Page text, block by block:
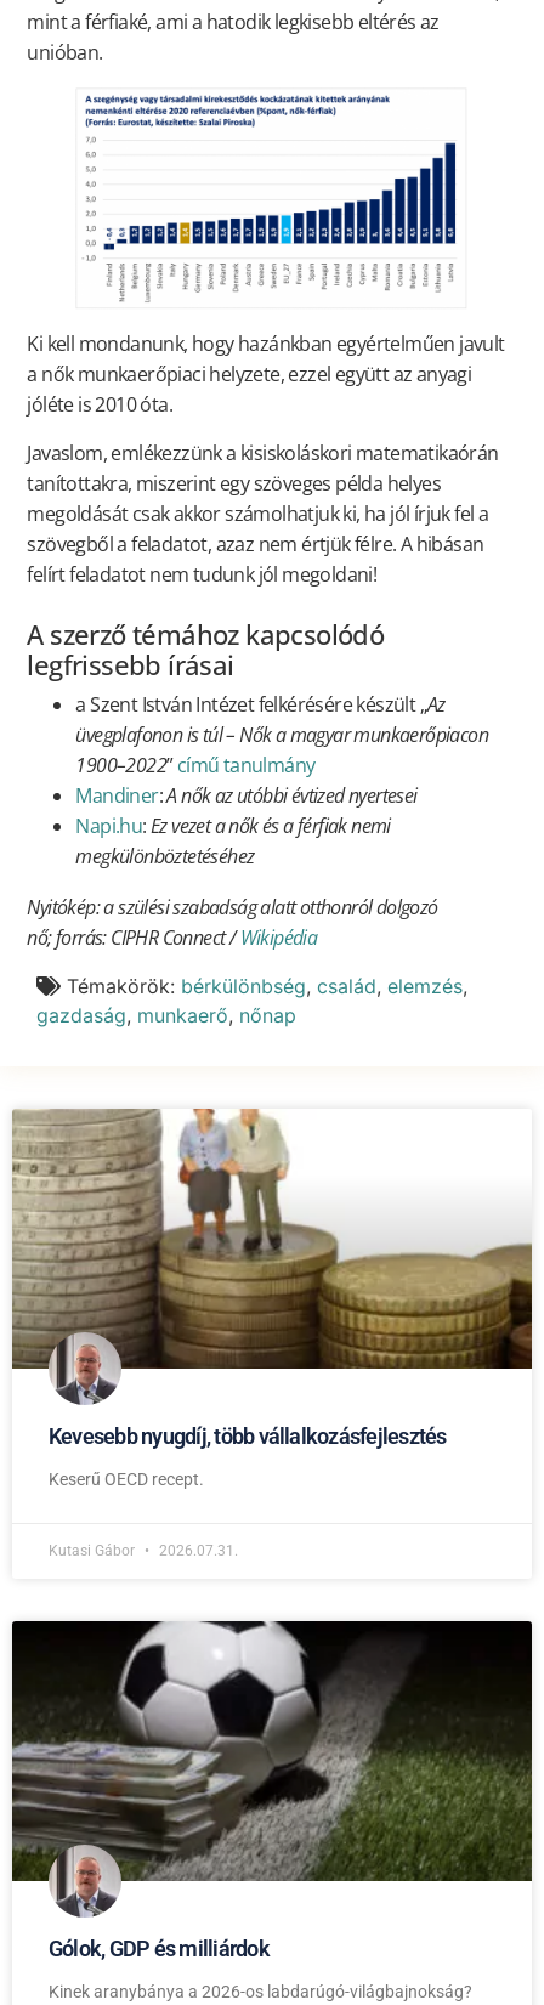
Kevesebb nyugdíj, több vállalkozásfejlesztés
Keserű OECD recept.
Kutasi Gábor 2026.07.31.
Gólok, GDP és milliárdok
Kinek aranybánya a 2026-os labdarúgó-világbajnokság?
mint a férfiaké, ami a hatodik legkisebb eltérés az
unióban.
Ki kell mondanunk, hogy hazánkban egyértelműen javult
a nők munkaerőpiaci helyzete, ezzel együtt az anyagi
jóléte is 2010 óta.
Javaslom, emlékezzünk a kisiskoláskori matematikaórán
tanítottakra, miszerint egy szöveges példa helyes
megoldását csak akkor számolhatjuk ki, ha jól írjuk fel a
szövegből a feladatot, azaz nem értjük félre. A hibásan
felírt feladatot nem tudunk jól megoldani!
A szerző témához kapcsolódó
legfrissebb írásai
a Szent István Intézet felkérésére készült „Az
üvegplafonon is túl – Nők a magyar munkaerőpiacon
1900–2022”című tanulmány
Mandiner:A nők az utóbbi évtized nyertesei
Napi.hu:Ez vezet a nők és a férfiak nemi
megkülönböztetéséhez
Nyitókép: a szülési szabadság alatt otthonról dolgozó
nő; forrás: CIPHR Connect /Wikipédia
Témakörök: bérkülönbség, család, elemzés,
gazdaság, munkaerő, nőnap